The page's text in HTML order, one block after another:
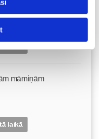
māmiņām
laikā